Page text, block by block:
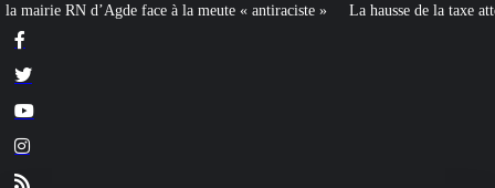
« antiraciste » La hausse de la taxe attentat va augmenter votre assurance